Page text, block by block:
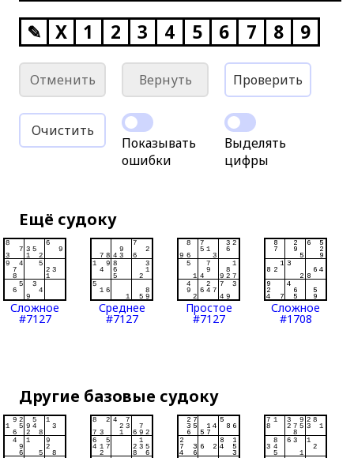
✎ X 1 2 3 4 5 6 7 8 9
Отменить Вернуть Проверить
Очистить
Показывать
ошибки
Выделять
цифры
Ещё судоку
Сложное
#7127
Среднее
#7127
Простое
#7127
Сложное
#1708
Другие базовые судоку